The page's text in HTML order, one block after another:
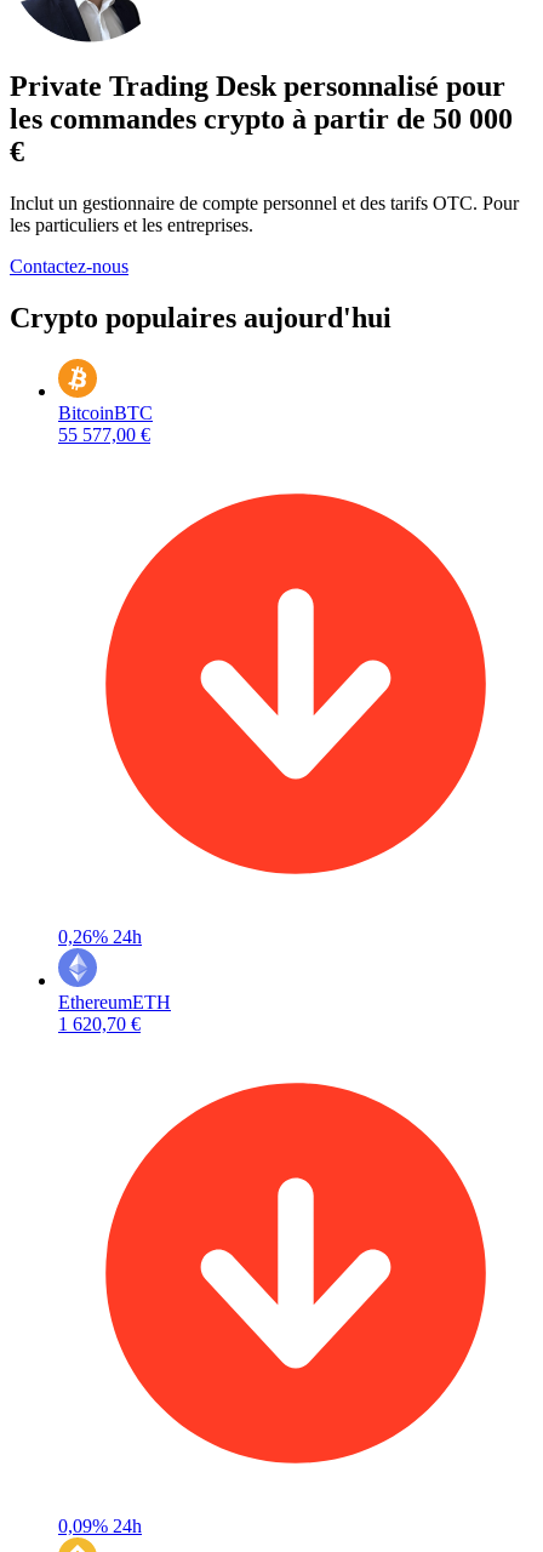
Private Trading Desk personnalisé pour
les commandes crypto à partir de 50 000
€
Inclut un gestionnaire de compte personnel et des tarifs OTC. Pour
les particuliers et les entreprises.
Contactez-nous
Crypto populaires aujourd'hui
BitcoinBTC
55 577,00 €
0,26% 24h
EthereumETH
1 620,70 €
0,09% 24h